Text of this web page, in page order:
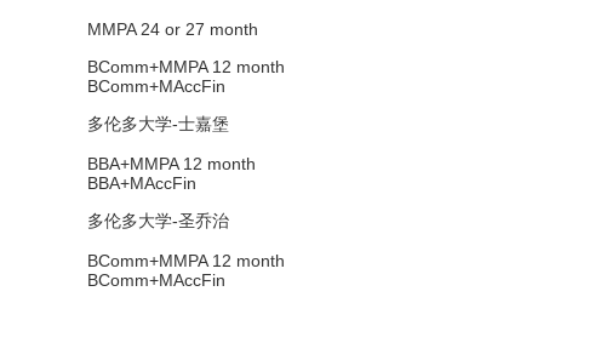
MMPA 24 or 27 month
BComm+MMPA 12 month
BComm+MAccFin
多伦多大学-士嘉堡
BBA+MMPA 12 month
BBA+MAccFin
多伦多大学-圣乔治
BComm+MMPA 12 month
BComm+MAccFin